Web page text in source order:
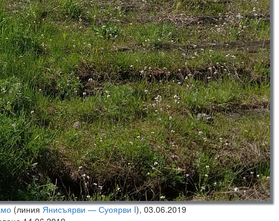
(линияЯнисъярви — Суоярви I),03.06.2019